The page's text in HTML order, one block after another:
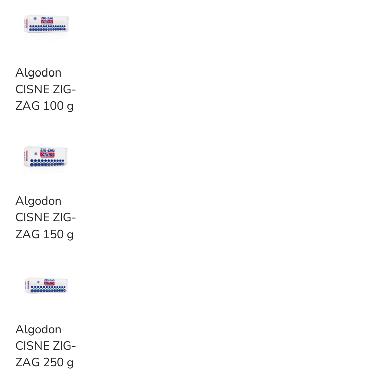
Algodon
CISNE ZIG-
ZAG 100 g
Algodon
CISNE ZIG-
ZAG 150 g
Algodon
CISNE ZIG-
ZAG 250 g